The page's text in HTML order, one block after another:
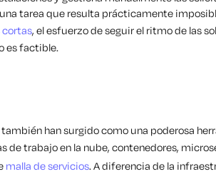
tarea que resulta prácticamente
cortas, el esfuerzo de seguir el ritmo de las
es factible.
han surgido como una poderosa
de trabajo en la nube, contenedores,
malla de servicios. A diferencia de la